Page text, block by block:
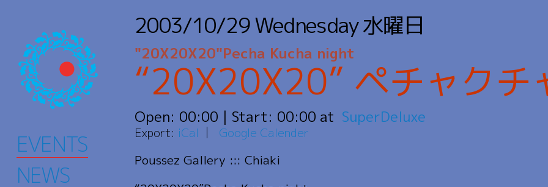
EVENTS
NEWS
2003/10/29Wednesday水曜日
"20X20X20"Pecha Kucha night
“20X20X20” ペチャクチ
Open: 00:00 | Start: 00:00 SuperDeluxe
Export: iCal
Google Calender
Poussez Gallery ::: Chiaki